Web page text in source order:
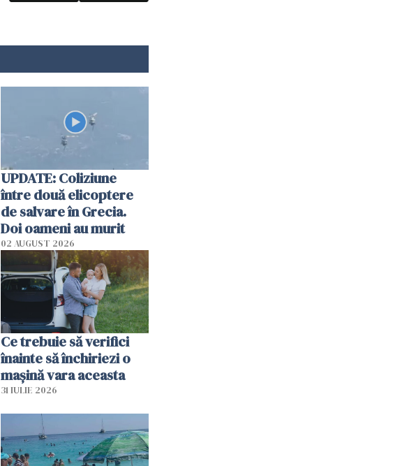
UPDATE: Coliziune
între două elicoptere
de salvare în Grecia.
Doi oameni au murit
02 AUGUST 2026
Ce trebuie să verifici
înainte să închiriezi o
mașină vara aceasta
31 IULIE 2026